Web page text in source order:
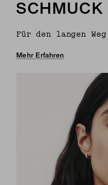
SCHMUCK
Für den langen
Mehr Erfahren